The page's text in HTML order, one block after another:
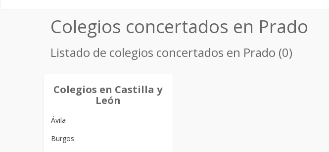
Colegios concertados en Prado
Listado de colegios concertados en Prado (0)
Colegios en Castilla y
León
Ávila
Burgos